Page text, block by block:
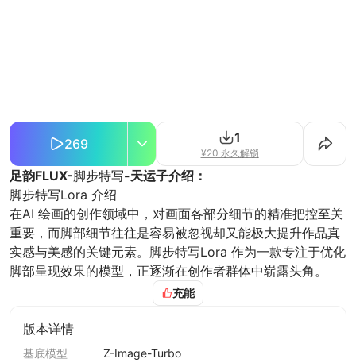
269 1
¥20 永久解锁
足韵FLUX-脚步特写-天运子介绍：
脚步特写Lora 介绍
在AI 绘画的创作领域中，对画面各部分细节的精准把控至关
重要，而脚部细节往往是容易被忽视却又能极大提升作品真
实感与美感的关键元素。脚步特写Lora 作为一款专注于优化
脚部呈现效果的模型，正逐渐在创作者群体中崭露头角。
：脚步特写Lora 能够深度挖掘脚部的细微之
处。无论是脚趾的形状、指甲的质感，还是脚底的纹路，都
能通过该模型得到细腻呈现。以绘制动漫风格脚部为例，在
充能
版本详情
基底模型 Z-Image-Turbo